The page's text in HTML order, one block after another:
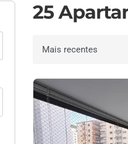
25
Ordenar por